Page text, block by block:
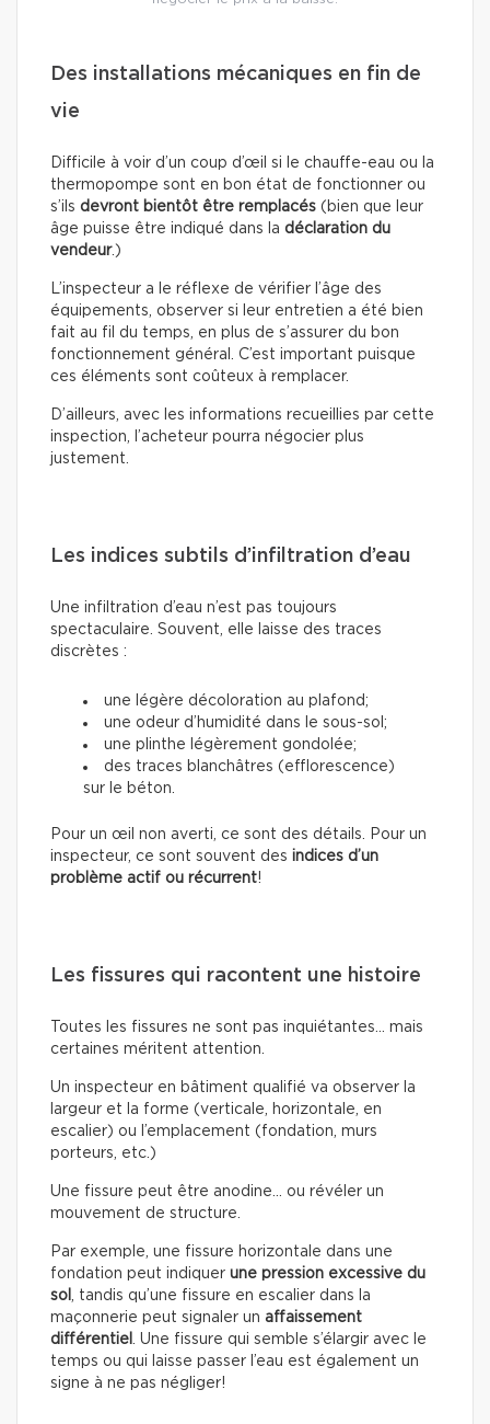
Des installations mécaniques en fin de
vie
Difficile à voir d’un coup d’œil si le chauffe-eau ou la
thermopompe sont en bon état de fonctionner ou
s’ils devront bientôt être remplacés (bien que leur
âge puisse être indiqué dans la déclaration du
vendeur.)
L’inspecteur a le réflexe de vérifier l’âge des
équipements, observer si leur entretien a été bien
fait au fil du temps, en plus de s’assurer du bon
fonctionnement général. C’est important puisque
ces éléments sont coûteux à remplacer.
D’ailleurs, avec les informations recueillies par cette
inspection, l’acheteur pourra négocier plus
justement.
Les indices subtils d’infiltration d’eau
Une infiltration d’eau n’est pas toujours
spectaculaire. Souvent, elle laisse des traces
discrètes :
une légère décoloration au plafond;
une odeur d’humidité dans le sous-sol;
une plinthe légèrement gondolée;
des traces blanchâtres (efflorescence)
sur le béton.
Pour un œil non averti, ce sont des détails. Pour un
inspecteur, ce sont souvent des indices d’un
problème actif ou récurrent!
Les fissures qui racontent une histoire
Toutes les fissures ne sont pas inquiétantes… mais
certaines méritent attention.
Un inspecteur en bâtiment qualifié va observer la
largeur et la forme (verticale, horizontale, en
escalier) ou l’emplacement (fondation, murs
porteurs, etc.)
Une fissure peut être anodine… ou révéler un
mouvement de structure.
Par exemple, une fissure horizontale dans une
fondation peut indiquer une pression excessive du
sol , tandis qu’une fissure en escalier dans la
maçonnerie peut signaler un affaissement
différentiel . Une fissure qui semble s’élargir avec le
temps ou qui laisse passer l’eau est également un
signe à ne pas négliger!